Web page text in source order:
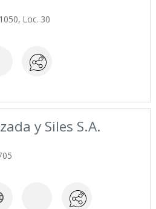
Loc. 30
y Siles S.A.